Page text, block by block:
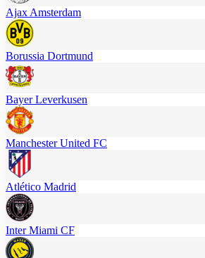
Ajax Amsterdam
Borussia Dortmund
Bayer Leverkusen
Manchester United FC
Atlético Madrid
Inter Miami CF